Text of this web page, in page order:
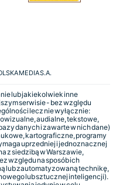
MEDIA S.A.
lub jakiekolwiek inne
serwisie - bez względu
lecz nie wyłącznie:
audialne, tekstowe,
danych i zawarte w nich dane)
kartograficzne, programy
uprzedniej i jednoznacznej
z siedzibą w Warszawie,
względu na sposób ich
lub zautomatyzowaną technikę,
lub sztucznej inteligencji).